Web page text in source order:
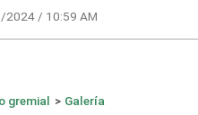
2024 / 10:59 AM
gremial > Galería